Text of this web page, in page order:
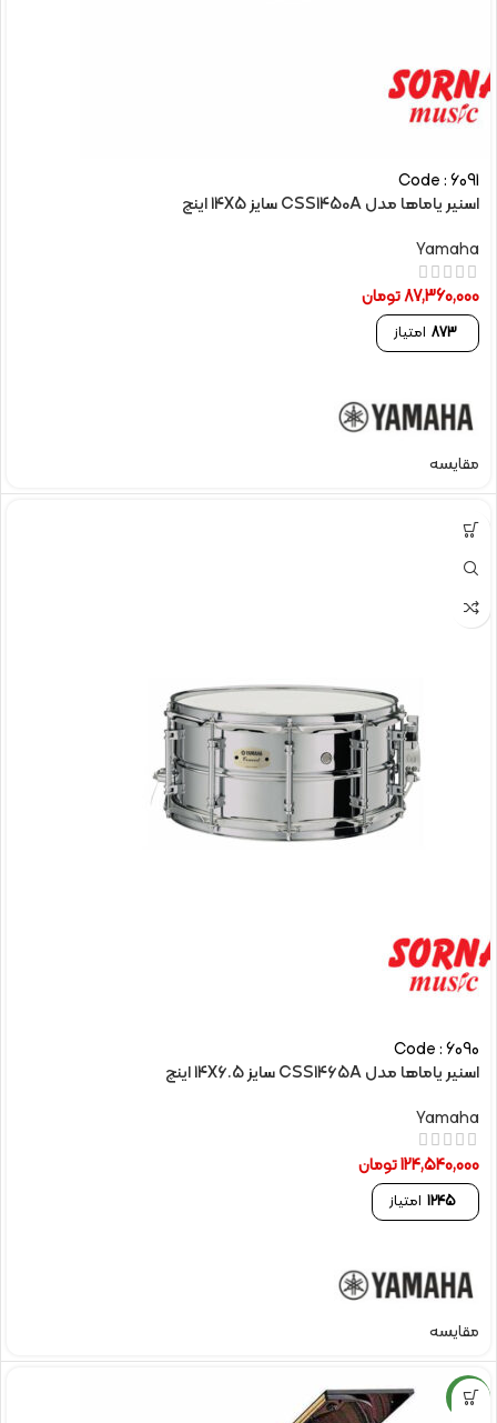
Code : 6091
اسنیر یاماها مدل CSS1450A سایز 14X5 اینچ
Yamaha
87,360,000تومان
873 امتیاز
مقایسه
Code : 6090
اسنیر یاماها مدل CSS1465A سایز 14X6.5 اینچ
Yamaha
124,540,000تومان
1245 امتیاز
مقایسه
NEW